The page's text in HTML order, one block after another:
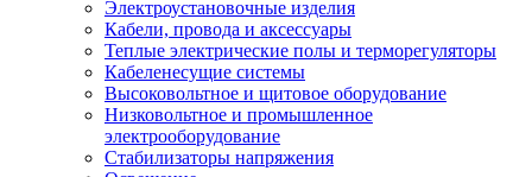
Электроустановочные изделия
Кабели, провода и аксессуары
Теплые электрические полы и терморегуляторы
Кабеленесущие системы
Высоковольтное и щитовое оборудование
Низковольтное и промышленное
электрооборудование
Стабилизаторы напряжения